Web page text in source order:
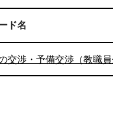
ド名
交渉・予備交渉（教職員